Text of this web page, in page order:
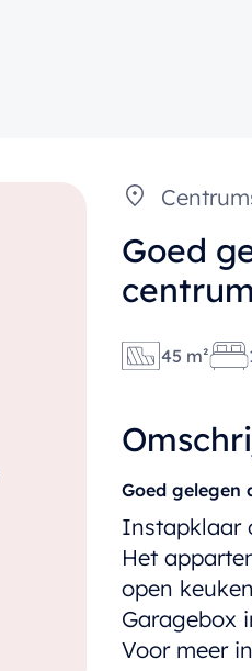
Goed
45 m²
Goed gelegen
Instapklaar
Het
open
Garagebox
Voor meer